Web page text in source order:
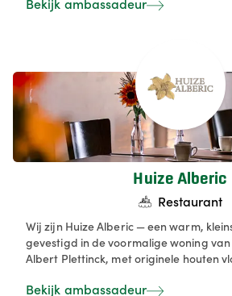
ontbijt, koffie, lunch en take‑away
mogelijkheden.
Huize Alberic
Restaurant
Wij zijn Huize Alberic — een warm,
gevestigd in de voormalige woning
Albert Plettinck, met originele houten
jaren ’20 oproept. Bij ons proef je
Bekijk ambassadeur